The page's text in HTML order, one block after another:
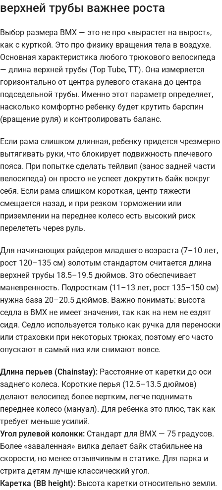
верхней трубы важнее роста
Выбор размера BMX — это не про «вырастет на вырост»,
как с курткой. Это про физику вращения тела в воздухе.
Основная характеристика любого трюкового велосипеда
— длина верхней трубы (Top Tube, TT). Она измеряется
горизонтально от центра рулевого стакана до центра
подседельной трубы. Именно этот параметр определяет,
насколько комфортно ребенку будет крутить барспин
(вращение руля) и контролировать баланс.
Если рама слишком длинная, ребенку придется чрезмерно
вытягивать руки, что блокирует подвижность плечевого
пояса. При попытке сделать тейлвип (занос задней части
велосипеда) он просто не успеет докрутить байк вокруг
себя. Если рама слишком короткая, центр тяжести
смещается назад, и при резком торможении или
приземлении на переднее колесо есть высокий риск
перелететь через руль.
Для начинающих райдеров младшего возраста (7–10 лет,
рост 120–135 см) золотым стандартом считается длина
верхней трубы 18.5–19.5 дюймов. Это обеспечивает
маневренность. Подросткам (11–13 лет, рост 135–150 см)
нужна база 20–20.5 дюймов. Важно понимать: высота
седла в BMX не имеет значения, так как на нем не ездят
сидя. Седло используется только как ручка для переноски
или страховки при некоторых трюках, поэтому его часто
опускают в самый низ или снимают вовсе.
Длина перьев (Chainstay): Расстояние от каретки до оси
заднего колеса. Короткие перья (12.5–13.5 дюймов)
делают велосипед более вертким, легче поднимать
переднее колесо (мануал). Для ребенка это плюс, так как
требует меньше усилий.
Угол рулевой колонки: Стандарт для BMX — 75 градусов.
Более «заваленная» вилка делает байк стабильнее на
скорости, но менее отзывчивым в статике. Для парка и
стрита детям лучше классический угол.
Каретка (BB height): Высота каретки относительно земли.